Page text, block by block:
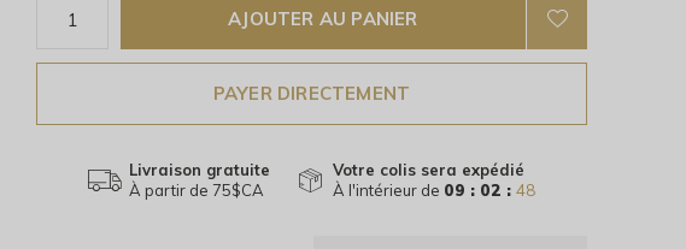
AJOUTER AU PANIER
PAYER DIRECTEMENT
Livraison gratuite
À partir de 75$CA
Votre colis sera expédié
À l'intérieur de 09 : 02 : 47